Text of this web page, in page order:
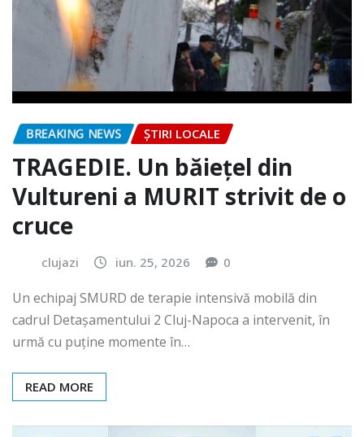
BREAKING NEWS ȘTIRI LOCALE
TRAGEDIE. Un băiețel din
Vultureni a MURIT strivit de o
cruce
clujazi iun. 25, 2026 0
Un echipaj SMURD de terapie intensivă mobilă din
cadrul Detașamentului 2 Cluj-Napoca a intervenit, în
urmă cu puține momente în…
READ MORE